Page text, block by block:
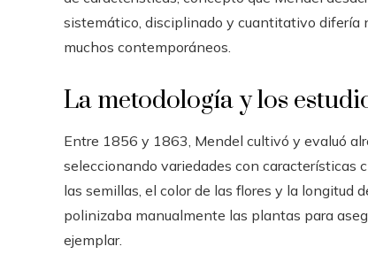
sistemático, disciplinado y cuantitativo difería
muchos contemporáneos.
La metodología y los
Entre 1856 y 1863, Mendel cultivó y evaluó
seleccionando variedades con características
las semillas, el color de las flores y la longitud
polinizaba manualmente las plantas para
ejemplar.